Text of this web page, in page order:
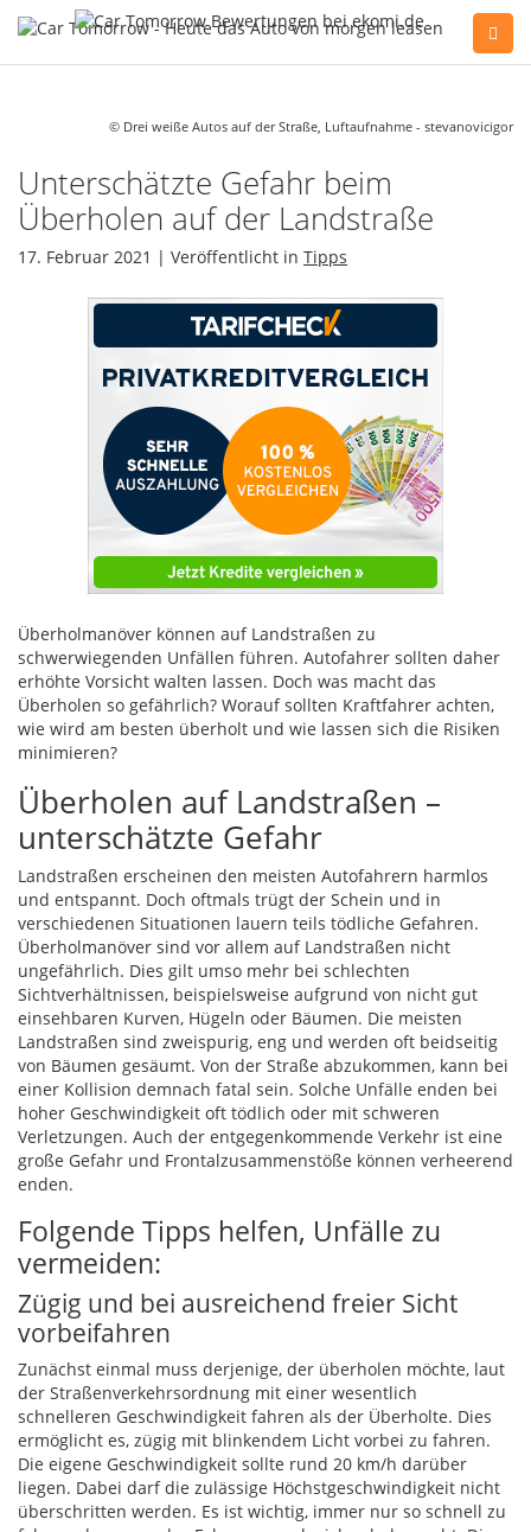
© Drei weiße Autos auf der Straße, Luftaufnahme - stevanovicigor
Unterschätzte Gefahr beim
Überholen auf der Landstraße
17. Februar 2021 | Veröffentlicht in Tipps
Überholmanöver können auf Landstraßen zu
schwerwiegenden Unfällen führen. Autofahrer sollten daher
erhöhte Vorsicht walten lassen. Doch was macht das
Überholen so gefährlich? Worauf sollten Kraftfahrer achten,
wie wird am besten überholt und wie lassen sich die Risiken
minimieren?
Überholen auf Landstraßen –
unterschätzte Gefahr
Landstraßen erscheinen den meisten Autofahrern harmlos
und entspannt. Doch oftmals trügt der Schein und in
verschiedenen Situationen lauern teils tödliche Gefahren.
Überholmanöver sind vor allem auf Landstraßen nicht
ungefährlich. Dies gilt umso mehr bei schlechten
Sichtverhältnissen, beispielsweise aufgrund von nicht gut
einsehbaren Kurven, Hügeln oder Bäumen. Die meisten
Landstraßen sind zweispurig, eng und werden oft beidseitig
von Bäumen gesäumt. Von der Straße abzukommen, kann bei
einer Kollision demnach fatal sein. Solche Unfälle enden bei
hoher Geschwindigkeit oft tödlich oder mit schweren
Verletzungen. Auch der entgegenkommende Verkehr ist eine
große Gefahr und Frontalzusammenstöße können verheerend
enden.
Folgende Tipps helfen, Unfälle zu
vermeiden:
Zügig und bei ausreichend freier Sicht
vorbeifahren
Zunächst einmal muss derjenige, der überholen möchte, laut
der Straßenverkehrsordnung mit einer wesentlich
schnelleren Geschwindigkeit fahren als der Überholte. Dies
ermöglicht es, zügig mit blinkendem Licht vorbei zu fahren.
Die eigene Geschwindigkeit sollte rund 20 km/h darüber
liegen. Dabei darf die zulässige Höchstgeschwindigkeit nicht
überschritten werden. Es ist wichtig, immer nur so schnell zu
Gerne beraten wir Sie persönlich am Telefon:
Fahrzeug Konfigurator
Alle Hersteller
Kontakt